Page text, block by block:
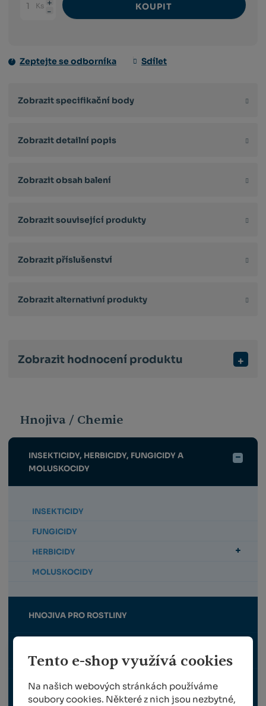
Tento e-shop využívá cookies
Na našich webových stránkách používáme
soubory cookies. Některé z nich jsou nezbytné,
Změnit
Navýšit
množství
Snížit
Ks KOUPIT
Zeptejte se odborníka Sdílet
Zobrazit specifikační body
Zobrazit detailní popis
Zobrazit obsah balení
Zobrazit související produkty
Zobrazit příslušenství
Zobrazit alternativní produkty
Zobrazit hodnocení produktu
Hnojiva / Chemie
INSEKTICIDY, HERBICIDY, FUNGICIDY A
MOLUSKOCIDY
INSEKTICIDY
FUNGICIDY
HERBICIDY
MOLUSKOCIDY
HNOJIVA PRO ROSTLINY
POSTŘIKOVAČE